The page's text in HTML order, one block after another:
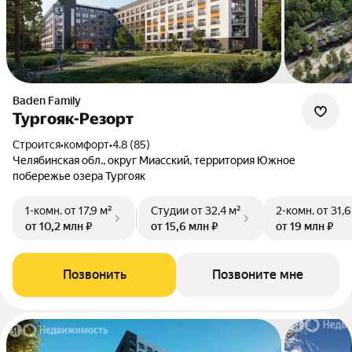
Baden Family
Тургояк-Резорт
Строится•комфорт•4.8 (85)
Челябинская обл., округ Миасский, территория Южное
побережье озера Тургояк
1-комн.от 17,9 м²
от 10,2 млн ₽
Студииот 32,4 м²
от 15,6 млн ₽
2-комн.от
от 19 млн ₽
Позвонить Позвоните мне